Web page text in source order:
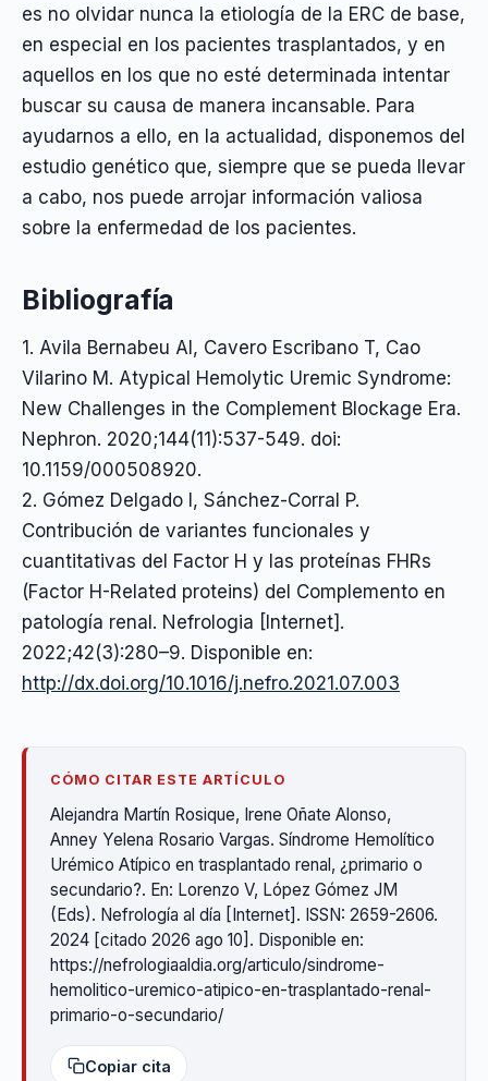
es no olvidar nunca la etiología de la ERC de base,
en especial en los pacientes trasplantados, y en
aquellos en los que no esté determinada intentar
buscar su causa de manera incansable. Para
ayudarnos a ello, en la actualidad, disponemos del
estudio genético que, siempre que se pueda llevar
a cabo, nos puede arrojar información valiosa
sobre la enfermedad de los pacientes.
Bibliografía
1. Avila Bernabeu AI, Cavero Escribano T, Cao
Vilarino M. Atypical Hemolytic Uremic Syndrome:
New Challenges in the Complement Blockage Era.
Nephron. 2020;144(11):537-549. doi:
10.1159/000508920.
2. Gómez Delgado I, Sánchez-Corral P.
Contribución de variantes funcionales y
cuantitativas del Factor H y las proteínas FHRs
(Factor H-Related proteins) del Complemento en
patología renal. Nefrologia [Internet].
2022;42(3):280–9. Disponible en:
http://dx.doi.org/10.1016/j.nefro.2021.07.003
CÓMO CITAR ESTE ARTÍCULO
Alejandra Martín Rosique, Irene Oñate Alonso,
Anney Yelena Rosario Vargas. Síndrome Hemolítico
Urémico Atípico en trasplantado renal, ¿primario o
secundario?. En: Lorenzo V, López Gómez JM
(Eds). Nefrología al día [Internet]. ISSN: 2659-2606.
2024 [citado 2026 ago 10]. Disponible en:
https://nefrologiaaldia.org/articulo/sindrome-
hemolitico-uremico-atipico-en-trasplantado-renal-
primario-o-secundario/
Copiar cita